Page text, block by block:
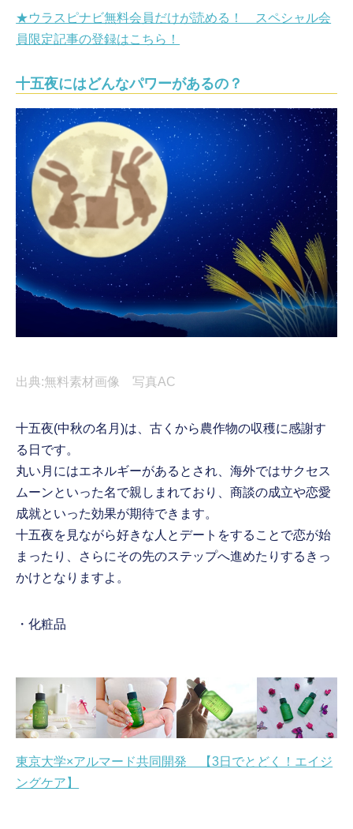
★ウラスピナビ無料会員だけが読める！ スペシャル会
員限定記事の登録はこちら！
十五夜にはどんなパワーがあるの？
出典:無料素材画像 写真AC
十五夜(中秋の名月)は、古くから農作物の収穫に感謝す
る日です。
丸い月にはエネルギーがあるとされ、海外ではサクセス
ムーンといった名で親しまれており、商談の成立や恋愛
成就といった効果が期待できます。
十五夜を見ながら好きな人とデートをすることで恋が始
まったり、さらにその先のステップへ進めたりするきっ
かけとなりますよ。
・化粧品
東京大学×アルマード共同開発 【3日でとどく！エイジ
ングケア】